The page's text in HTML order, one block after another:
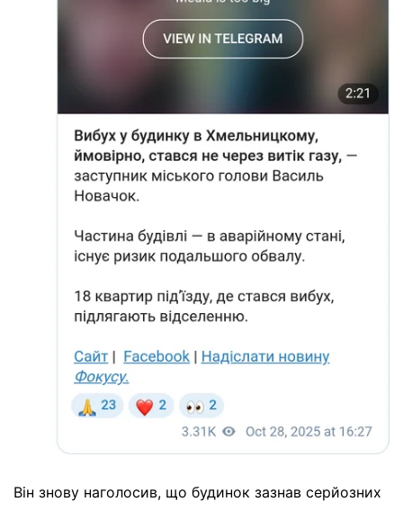
Він знову наголосив, що будинок зазнав серйозних